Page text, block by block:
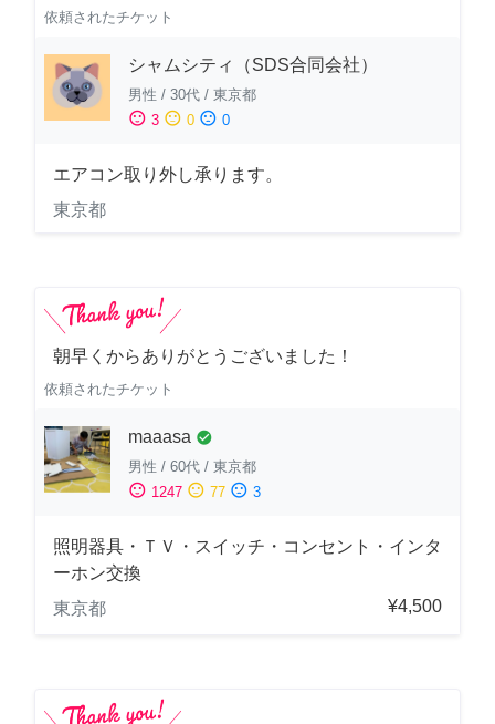
依頼されたチケット
シャムシティ（SDS合同会社）
男性 / 30代 / 東京都
sentiment_satisfied 3 sentiment_neutral 0 sentiment_dissatisfied 0
エアコン取り外し承ります。
東京都
朝早くからありがとうございました！
依頼されたチケット
maaasa check_circle
男性 / 60代 / 東京都
sentiment_satisfied 1247 sentiment_neutral 77 sentiment_dissatisfied 3
照明器具・ＴＶ・スイッチ・コンセント・インタ
ーホン交換
東京都
¥4,500